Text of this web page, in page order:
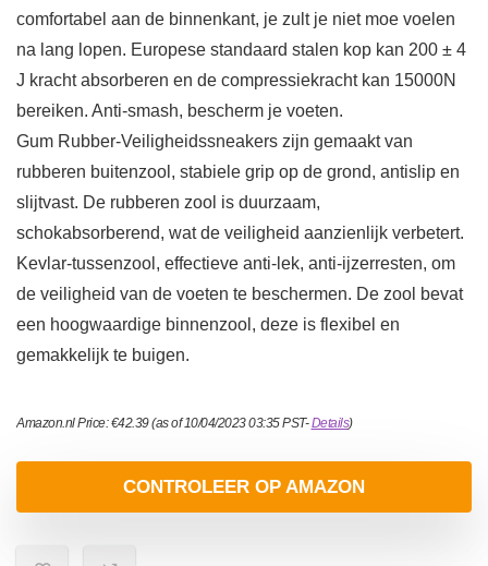
comfortabel aan de binnenkant, je zult je niet moe voelen
na lang lopen. Europese standaard stalen kop kan 200 ± 4
J kracht absorberen en de compressiekracht kan 15000N
bereiken. Anti-smash, bescherm je voeten.
Gum Rubber-Veiligheidssneakers zijn gemaakt van
rubberen buitenzool, stabiele grip op de grond, antislip en
slijtvast. De rubberen zool is duurzaam,
schokabsorberend, wat de veiligheid aanzienlijk verbetert.
Kevlar-tussenzool, effectieve anti-lek, anti-ijzerresten, om
de veiligheid van de voeten te beschermen. De zool bevat
een hoogwaardige binnenzool, deze is flexibel en
gemakkelijk te buigen.
Amazon.nl Price:€42.39(as of 10/04/2023 03:35 PST-Details)
CONTROLEER OP AMAZON